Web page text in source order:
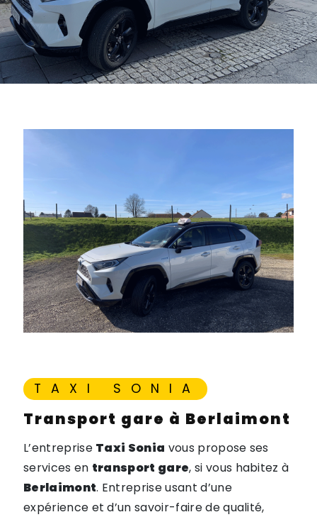
TAXI SONIA
transport gare à Berlaimont
L’entreprise Taxi Sonia vous propose ses
services en transport gare, si vous habitez à
Berlaimont. Entreprise usant d’une
expérience et d’un savoir-faire de qualité,